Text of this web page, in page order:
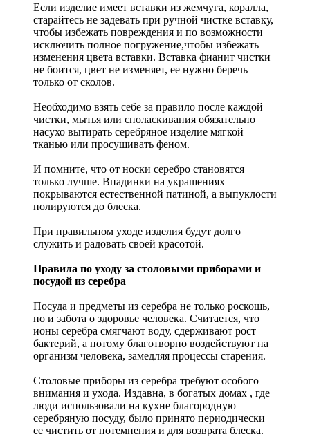
Если изделие имеет вставки из жемчуга, коралла,
старайтесь не задевать при ручной чистке вставку,
чтобы избежать повреждения и по возможности
исключить полное погружение,чтобы избежать
изменения цвета вставки. Вставка фианит чистки
не боится, цвет не изменяет, ее нужно беречь
только от сколов.
Необходимо взять себе за правило после каждой
чистки, мытья или споласкивания обязательно
насухо вытирать серебряное изделие мягкой
тканью или просушивать феном.
И помните, что от носки серебро становятся
только лучше. Впадинки на украшениях
покрываются естественной патиной, а выпуклости
полируются до блеска.
При правильном уходе изделия будут долго
служить и радовать своей красотой.
Правила по уходу за столовыми приборами и
посудой из серебра
Посуда и предметы из серебра не только роскошь,
но и забота о здоровье человека. Считается, что
ионы серебра смягчают воду, сдерживают рост
бактерий, а потому благотворно воздействуют на
организм человека, замедляя процессы старения.
Столовые приборы из серебра требуют особого
внимания и ухода. Издавна, в богатых домах , где
люди использовали на кухне благородную
серебряную посуду, было принято периодически
ее чистить от потемнения и для возврата блеска.